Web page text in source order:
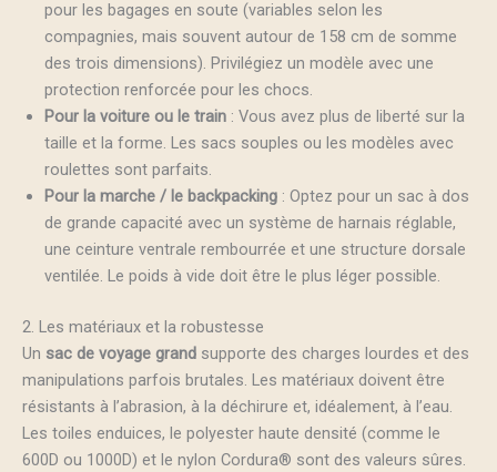
pour les bagages en soute (variables selon les
compagnies, mais souvent autour de 158 cm de somme
des trois dimensions). Privilégiez un modèle avec une
protection renforcée pour les chocs.
Pour la voiture ou le train : Vous avez plus de liberté sur la
taille et la forme. Les sacs souples ou les modèles avec
roulettes sont parfaits.
Pour la marche / le backpacking : Optez pour un sac à dos
de grande capacité avec un système de harnais réglable,
une ceinture ventrale rembourrée et une structure dorsale
ventilée. Le poids à vide doit être le plus léger possible.
2. Les matériaux et la robustesse
Un sac de voyage grand supporte des charges lourdes et des
manipulations parfois brutales. Les matériaux doivent être
résistants à l’abrasion, à la déchirure et, idéalement, à l’eau.
Les toiles enduices, le polyester haute densité (comme le
600D ou 1000D) et le nylon Cordura® sont des valeurs sûres.